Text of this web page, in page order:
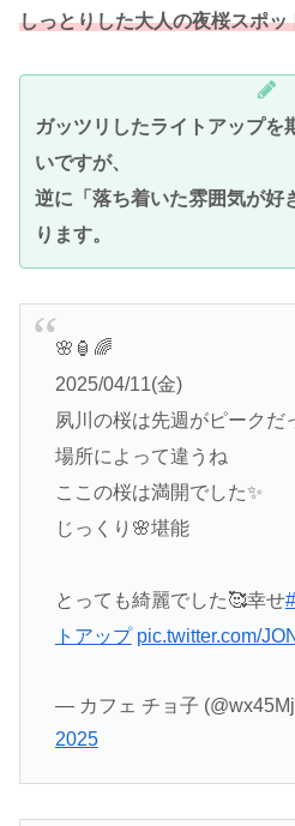
しっとりした大人の夜桜スポッ
ガッツリしたライトアップを
いですが、
逆に「落ち着いた雰囲気が好
ります。
🌸🏮🌈
2025/04/11(金)
夙川の桜は先週がピークだ
場所によって違うね
ここの桜は満開でした✨
じっくり🌸堪能
とっても綺麗でした🥰幸せ
トアップ pic.twitter.com/
— カフェ チョ子
2025